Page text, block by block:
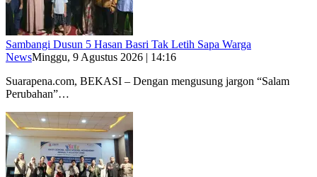
Sambangi Dusun 5 Hasan Basri Tak Letih Sapa Warga
NewsMinggu, 9 Agustus 2026 | 14:16
Suarapena.com, BEKASI – Dengan mengusung jargon “Salam
Perubahan”…